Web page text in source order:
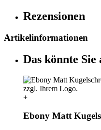
Rezensionen
Artikelinformationen
Das könnte Sie
+
Ebony Matt